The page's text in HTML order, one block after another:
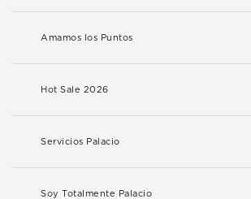
Amamos los Puntos
Hot Sale 2026
Servicios Palacio
Soy Totalmente Palacio